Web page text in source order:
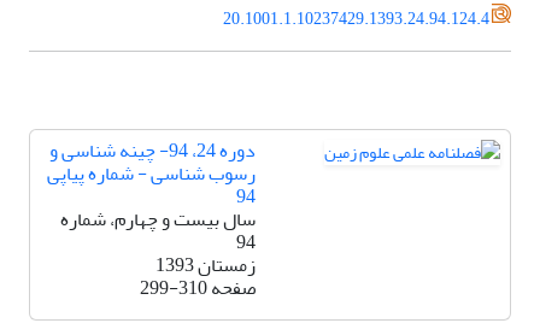
20.1001.1.10237429.1393.24.94.124.4
دوره 24، 94- چینه شناسی و
رسوب شناسی - شماره پیاپی
94
سال بیست و چهارم، شماره
94
زمستان 1393
صفحه299-310